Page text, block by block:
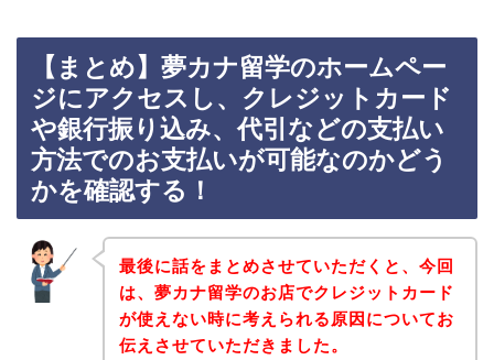
【まとめ】夢カナ留学のホームペー
ジにアクセスし、クレジットカード
や銀行振り込み、代引などの支払い
方法でのお支払いが可能なのかどう
かを確認する！
最後に話をまとめさせていただくと、今回
は、夢カナ留学のお店でクレジットカード
が使えない時に考えられる原因についてお
伝えさせていただきました。